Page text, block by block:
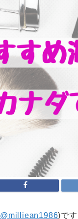
@milliean1986)で